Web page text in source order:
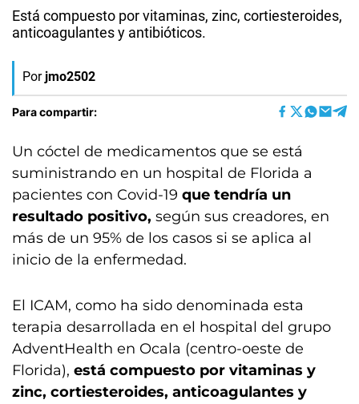
Está compuesto por vitaminas, zinc, cortiesteroides,
anticoagulantes y antibióticos.
Por jmo2502
Para compartir:
Un cóctel de medicamentos que se está
suministrando en un hospital de Florida a
pacientes con Covid-19 que tendría un
resultado positivo, según sus creadores, en
más de un 95% de los casos si se aplica al
inicio de la enfermedad.
El ICAM, como ha sido denominada esta
terapia desarrollada en el hospital del grupo
AdventHealth en Ocala (centro-oeste de
Florida), está compuesto por vitaminas y
zinc, cortiesteroides, anticoagulantes y